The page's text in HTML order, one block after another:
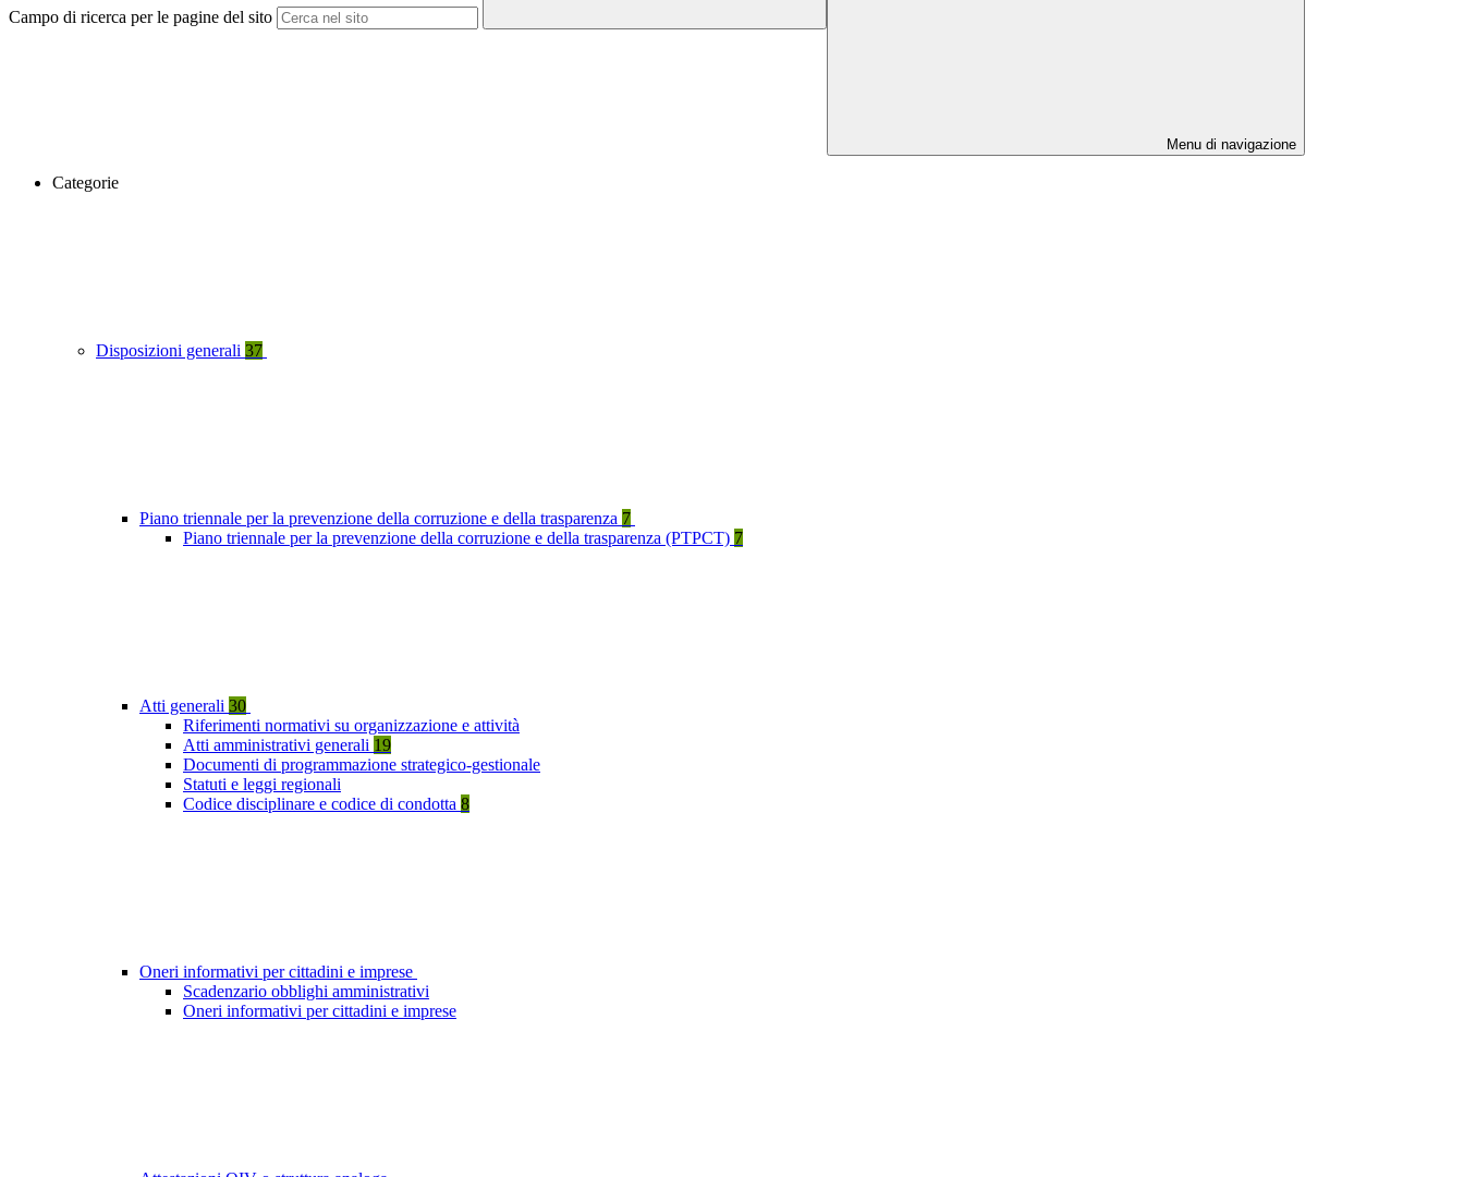
Campo di ricerca per le pagine del sito
Menu di navigazione
Categorie
Disposizioni generali 37
Piano triennale per la prevenzione della corruzione e della trasparenza 7
Piano triennale per la prevenzione della corruzione e della trasparenza (PTPCT) 7
Atti generali 30
Riferimenti normativi su organizzazione e attività
Atti amministrativi generali 19
Documenti di programmazione strategico-gestionale
Statuti e leggi regionali
Codice disciplinare e codice di condotta 8
Oneri informativi per cittadini e imprese
Scadenzario obblighi amministrativi
Oneri informativi per cittadini e imprese